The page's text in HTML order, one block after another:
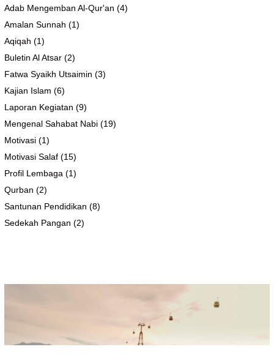
Adab Mengemban Al-Qur'an (4)
Amalan Sunnah (1)
Aqiqah (1)
Buletin Al Atsar (2)
Fatwa Syaikh Utsaimin (3)
Kajian Islam (6)
Laporan Kegiatan (9)
Mengenal Sahabat Nabi (19)
Motivasi (1)
Motivasi Salaf (15)
Profil Lembaga (1)
Qurban (2)
Santunan Pendidikan (8)
Sedekah Pangan (2)